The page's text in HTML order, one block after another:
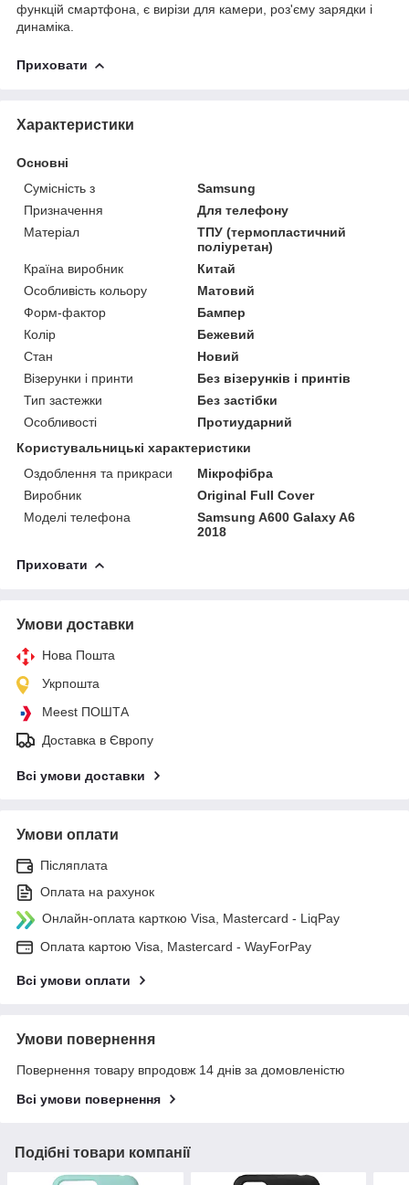
функцій смартфона, є вирізи для камери, роз'єму зарядки і
динаміка.
Приховати
Характеристики
Основні
Сумісність з
Samsung
Призначення
Для телефону
Матеріал
ТПУ (термопластичний
поліуретан)
Країна виробник
Китай
Особливість кольору
Матовий
Форм-фактор
Бампер
Колір
Бежевий
Стан
Новий
Візерунки і принти
Без візерунків і принтів
Тип застежки
Без застібки
Особливості
Протиударний
Користувальницькі характеристики
Оздоблення та прикраси
Мікрофібра
Виробник
Original Full Cover
Моделі телефона
Samsung A600 Galaxy A6
2018
Приховати
Умови доставки
Нова Пошта
Укрпошта
Meest ПОШТА
Доставка в Європу
Всі умови доставки
Умови оплати
Післяплата
Оплата на рахунок
Онлайн-оплата карткою Visa, Mastercard - LiqPay
Оплата картою Visa, Mastercard - WayForPay
Всі умови оплати
Умови повернення
Повернення товару впродовж 14 днів за домовленістю
Всі умови повернення
Подібні товари компанії